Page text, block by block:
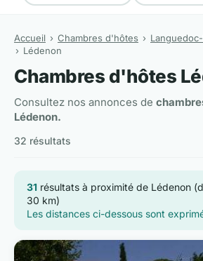
Accueil Chambres d'hôtes
Lédenon
Chambres d'hôtes
Consultez nos annonces de
Lédenon.
32 résultats
31 résultats à proximité de Lédenon
30 km)
Les distances ci-dessous sont